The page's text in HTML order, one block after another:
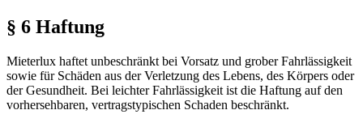
§ 6 Haftung
Mieterlux haftet unbeschränkt bei Vorsatz und grober Fahrlässigkeit
sowie für Schäden aus der Verletzung des Lebens, des Körpers oder
der Gesundheit. Bei leichter Fahrlässigkeit ist die Haftung auf den
vorhersehbaren, vertragstypischen Schaden beschränkt.